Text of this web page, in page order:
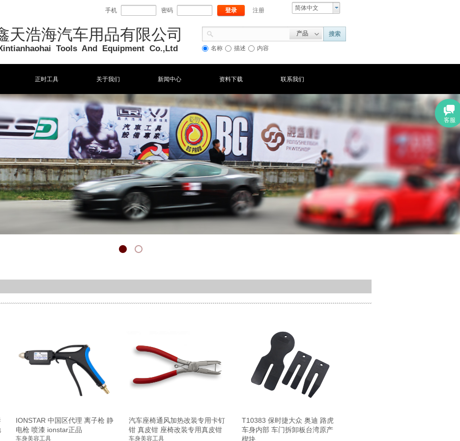
产品 搜索
名称 描述 内容
手机 密码 登录 注册 简体中文
天浩海汽车用品有限公司
Tools And Equipment Co.,Ltd
正时工具 关于我们 新闻中心 资料下载 联系我们
IONSTAR 中国区代理 离子枪 静
电枪 喷漆 ionstar正品
车身美容工具
汽车座椅通风加热改装专用卡钉
钳 真皮钳 座椅改装专用真皮钳
车身美容工具
T10383 保时捷大众 奥迪 路虎
车身内部 车门拆卸板台湾原产
楔块
客服